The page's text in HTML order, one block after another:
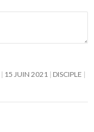
15 JUIN 2021 DISCIPLE